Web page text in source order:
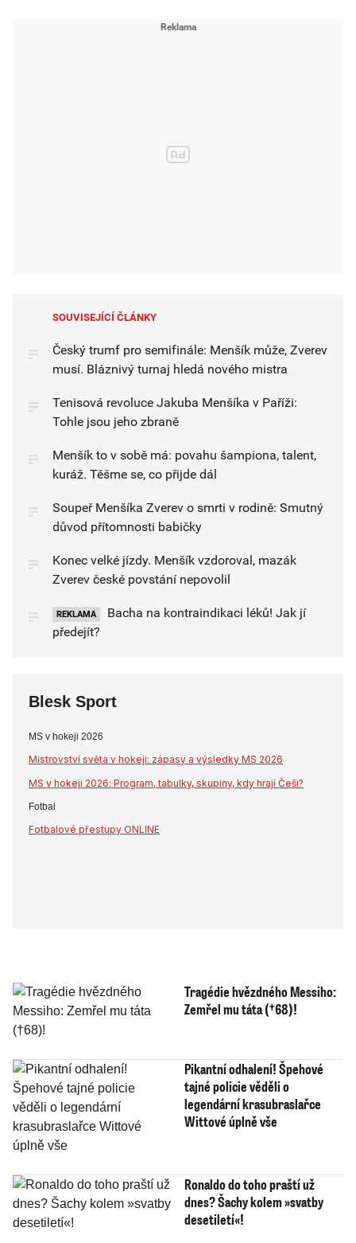
SOUVISEJÍCÍ ČLÁNKY
Český trumf pro semifinále: Menšík může, Zverev
musí. Bláznivý turnaj hledá nového mistra
Tenisová revoluce Jakuba Menšíka v Paříži:
Tohle jsou jeho zbraně
Menšík to v sobě má: povahu šampiona, talent,
kuráž. Těšme se, co přijde dál
Soupeř Menšíka Zverev o smrti v rodině: Smutný
důvod přítomnosti babičky
Konec velké jízdy. Menšík vzdoroval, mazák
Zverev české povstání nepovolil
REKLAMA
Bacha na kontraindikaci léků! Jak jí
předejít?
Blesk Sport
MS v hokeji 2026
Mistrovství světa v hokeji: zápasy a výsledky MS 2026
MS v hokeji 2026: Program, tabulky, skupiny, kdy hrají Češi?
Fotbal
Fotbalové přestupy ONLINE
Tragédie hvězdného Messiho:
Zemřel mu táta (†68)!
Pikantní odhalení! Špehové
tajné policie věděli o
legendární krasubraslařce
Wittové úplně vše
Ronaldo do toho praští už
dnes? Šachy kolem »svatby
desetiletí«!